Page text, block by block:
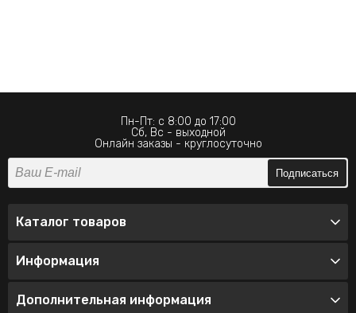
Пн-Пт: с 8:00 до 17:00
Сб, Вс - выходной
Онлайн заказы - круглосуточно
Подписаться
Каталог товаров
Информация
Дополнительная информация